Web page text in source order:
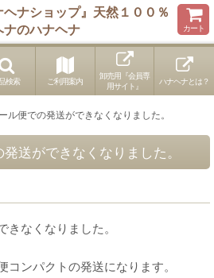
ナショップ』天然１００％
ナのハナヘナ
カート
検索 ご利用案内
卸売用『会員専
用サイト』
ハナヘナとは？
ル便での発送ができなくなりました。
送ができなくなりました。
きなくなりました。
ンパクトの発送になります。